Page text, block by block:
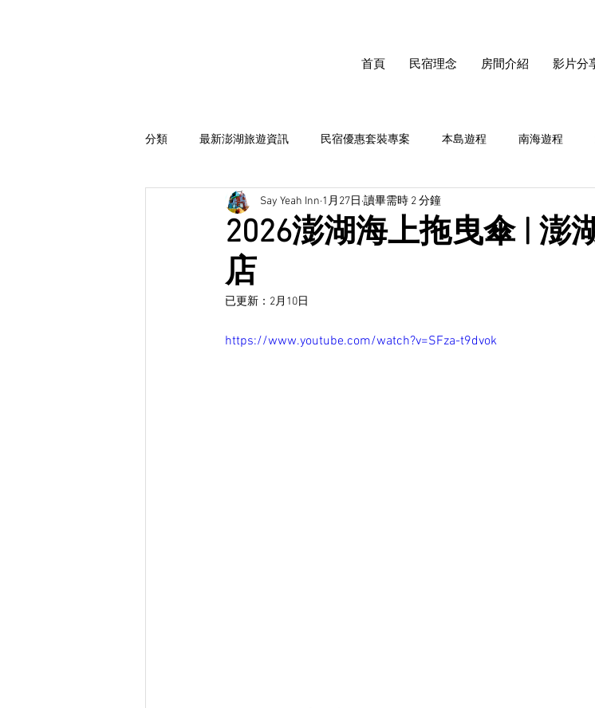
首頁 民宿理念 房間介紹 影片分
分類 最新澎湖旅遊資訊 民宿優惠套裝專案 本島遊程 南海遊程
撒野一家
2026澎湖海上拖曳傘 | 澎
店
Say Yeah Inn 1月27日 讀畢需時 2 分鐘
已更新： 2月10日
https://www.youtube.com/watch?v=SFza-t9dvok